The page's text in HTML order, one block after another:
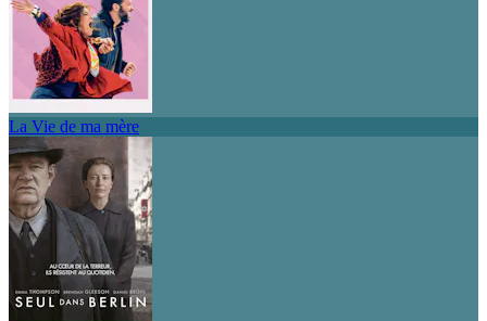
La Vie de ma mère